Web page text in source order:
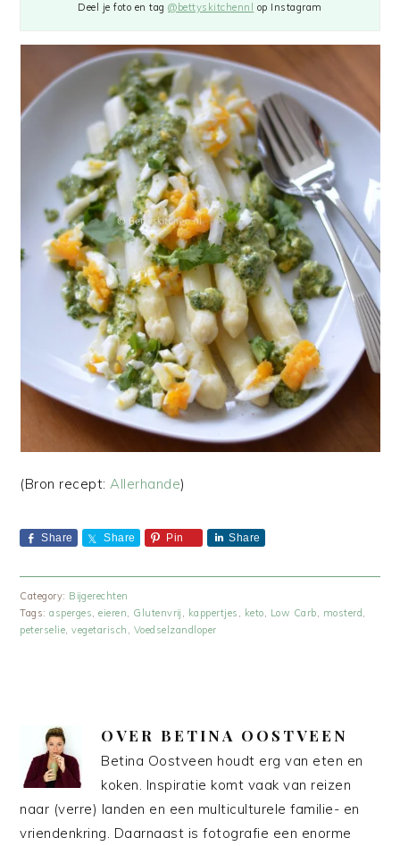
Deel je foto en tag@bettyskitchennl op Instagram
(Bron recept:Allerhande)
Share Share Pin Share
Category: Bijgerechten
Tags:asperges,eieren, Glutenvrij , kappertjes , keto, Low Carb, mosterd ,
peterselie,vegetarisch , Voedselzandloper
OVER BETINA OOSTVEEN
Betina Oostveen houdt erg van eten en
koken. Inspiratie komt vaak van reizen
naar (verre) landen en een multiculturele familie- en
vriendenkring. Daarnaast is fotografie een enorme